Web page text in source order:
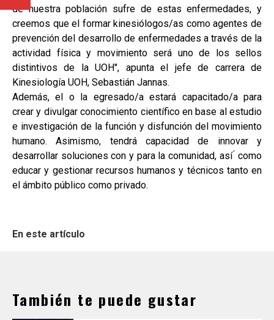
de nuestra población sufre de estas enfermedades, y
creemos que el formar kinesiólogos/as como agentes de
prevención del desarrollo de enfermedades a través de la
actividad física y movimiento será uno de los sellos
distintivos de la UOH", apunta el jefe de carrera de
Kinesiología UOH, Sebastián Jannas.
Además, el o la egresado/a estará capacitado/a para
crear y divulgar conocimiento científico en base al estudio
e investigación de la función y disfunción del movimiento
humano. Asimismo, tendrá capacidad de innovar y
desarrollar soluciones con y para la comunidad, así ́ como
educar y gestionar recursos humanos y técnicos tanto en
el ámbito público como privado.
En este artículo
También te puede gustar